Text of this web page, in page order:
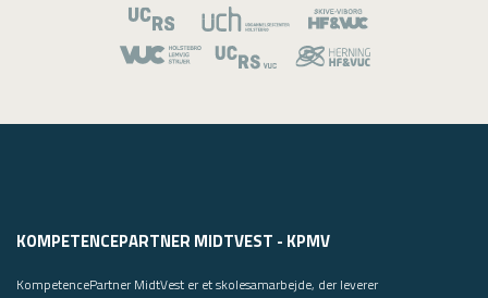
KOMPETENCEPARTNER MIDTVEST - KPMV
KompetencePartner MidtVest er et skolesamarbejde, der leverer